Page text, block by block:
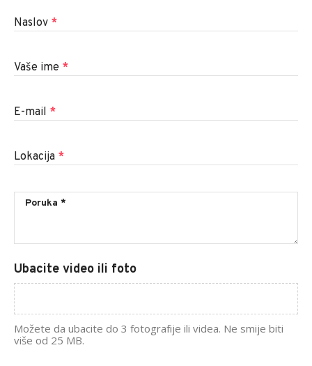
Naslov *
Vaše ime *
E-mail *
Lokacija *
Ubacite video ili foto
Možete da ubacite do 3 fotografije ili videa. Ne smije biti
više od 25 MB.